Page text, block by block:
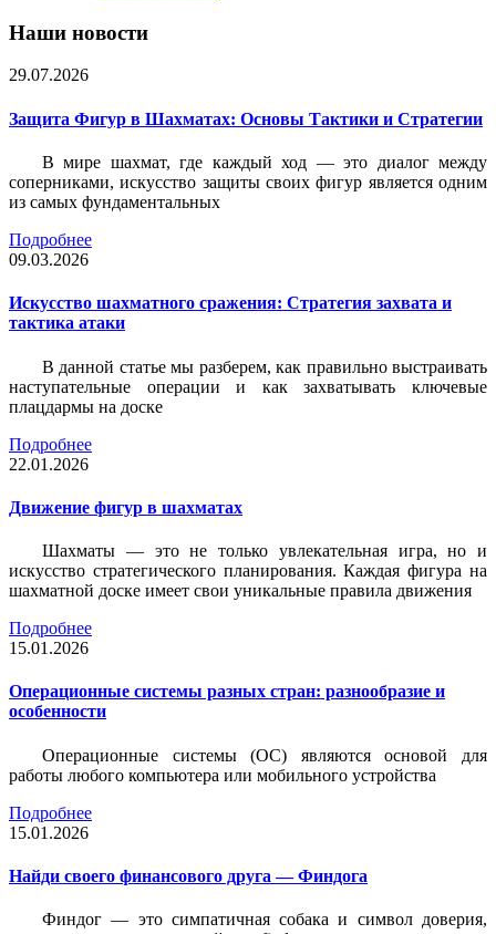
Наши новости
29.07.2026
Защита Фигур в Шахматах: Основы Тактики и Стратегии
В мире шахмат, где каждый ход — это диалог между
соперниками, искусство защиты своих фигур является одним
из самых фундаментальных
Подробнее
09.03.2026
Искусство шахматного сражения: Стратегия захвата и
тактика атаки
В данной статье мы разберем, как правильно выстраивать
наступательные операции и как захватывать ключевые
плацдармы на доске
Подробнее
22.01.2026
Движение фигур в шахматах
Шахматы — это не только увлекательная игра, но и
искусство стратегического планирования. Каждая фигура на
шахматной доске имеет свои уникальные правила движения
Подробнее
15.01.2026
Операционные системы разных стран: разнообразие и
особенности
Операционные системы (ОС) являются основой для
работы любого компьютера или мобильного устройства
Подробнее
15.01.2026
Найди своего финансового друга — Финдога
Финдог — это симпатичная собака и символ доверия,